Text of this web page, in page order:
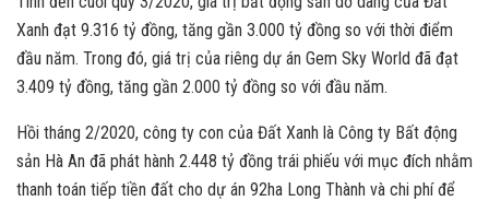
Xanh đạt 9.316 tỷ đồng, tăng gần 3.000 tỷ đồng so với thời điểm
đầu năm. Trong đó, giá trị của riêng dự án Gem Sky World đã đạt
3.409 tỷ đồng, tăng gần 2.000 tỷ đồng so với đầu năm.
Hồi tháng 2/2020, công ty con của Đất Xanh là Công ty Bất động
sản Hà An đã phát hành 2.448 tỷ đồng trái phiếu với mục đích nhằm
thanh toán tiếp tiền đất cho dự án 92ha Long Thành và chi phí để